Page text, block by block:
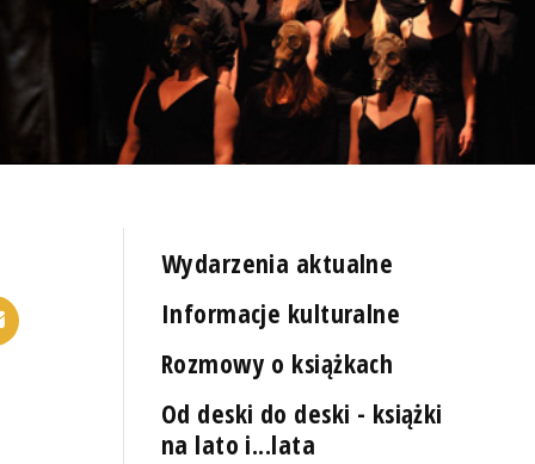
Wydarzenia aktualne
Informacje kulturalne
Rozmowy o książkach
Od deski do deski - książki
na lato i...lata